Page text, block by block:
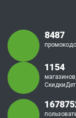
8487
1154